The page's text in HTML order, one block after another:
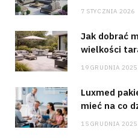
7 STYCZNIA 2026
Jak dobrać
wielkości
19 GRUDNIA 2025
Luxmed
mieć na co
15 GRUDNIA 2025